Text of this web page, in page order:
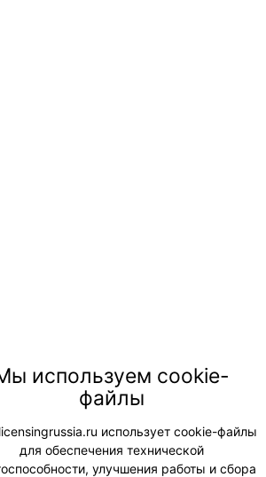
используем cookie-
файлы
использует cookie-файлы
для обеспечения технической
улучшения работы и сбора